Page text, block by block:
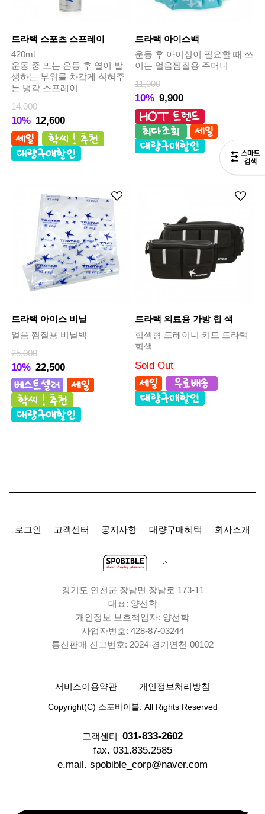
트라택 스포츠 스프레이
420ml
운동 중 또는 운동 후 열이 발
생하는 부위를 차갑게 식혀주
는 냉각 스프레이
14,000
10% 12,600
트라택 아이스백
운동 후 아이싱이 필요할 때 쓰
이는 얼음찜질용 주머니
11,000
10% 9,900
트라택 아이스 비닐
얼음 찜질용 비닐백
25,000
10% 22,500
트라택 의료용 가방 힙 색
힙색형 트레이너 키트 트라택
힙색
Sold Out
로그인 고객센터 공지사항 대량구매혜택 회사소개
경기도 연천군 장남면 장남로 173-11
대표: 양선학
개인정보 보호책임자: 양선학
사업자번호: 428-87-03244
통신판매 신고번호: 2024-경기연천-00102
서비스이용약관 개인정보처리방침
Copyright(C) 스포바이블. All Rights Reserved
고객센터 031-833-2602
fax. 031.835.2585
e.mail. spobible_corp@naver.com